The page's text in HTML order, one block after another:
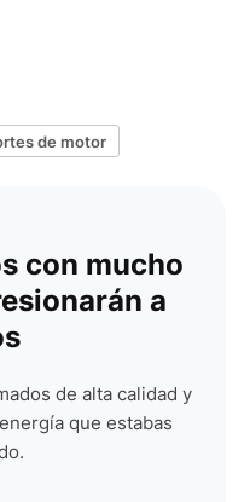
de motor
con mucho
a
de alta calidad y
que estabas